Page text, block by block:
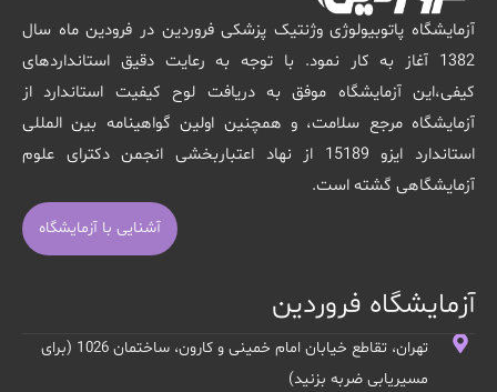
آزمایشگاه پاتوبیولوژی وژنتیک پزشکی فروردین در فرودین ماه سال
1382 آغاز به کار نمود. با توجه به رعایت دقیق استانداردهای
کیفی،این آزمایشگاه موفق به دریافت لوح کیفیت استاندارد از
آزمایشگاه مرجع سلامت، و همچنین اولین گواهینامه بین المللی
استاندارد ایزو 15189 از نهاد اعتباربخشی انجمن دکترای علوم
آزمایشگاهی گشته است.
آشنایی با آزمایشگاه
آزمایشگاه فروردین
تهران، تقاطع خیابان امام خمینی و کارون، ساختمان 1026 (برای
مسیریابی ضربه بزنید)